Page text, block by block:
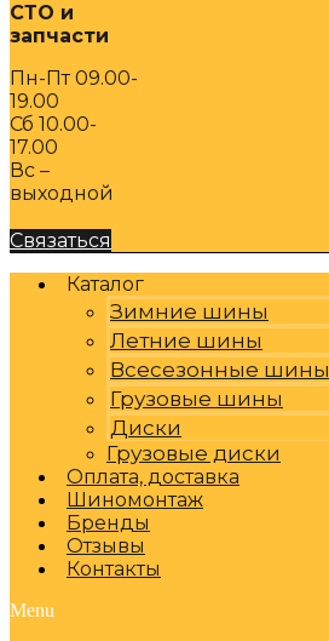
СТО и
запчасти
Пн-Пт 09.00-
19.00
Сб 10.00-
17.00
Вс –
выходной
Связаться
Каталог
Зимние шины
Летние шины
Всесезонные шины
Грузовые шины
Диски
Грузовые диски
Оплата, доставка
Шиномонтаж
Бренды
Отзывы
Контакты
Menu